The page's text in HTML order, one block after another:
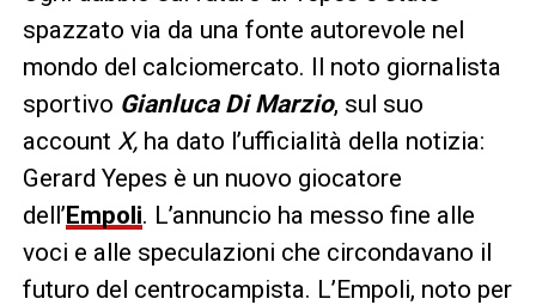
spazzato via da una fonte autorevole nel
mondo del calciomercato. Il noto giornalista
sportivo Gianluca Di Marzio, sul suo
account X,ha dato l’ufficialità della notizia:
Gerard Yepes è un nuovo giocatore
dell’Empoli. L’annuncio ha messo fine alle
voci e alle speculazioni che circondavano il
futuro del centrocampista. L’Empoli, noto per